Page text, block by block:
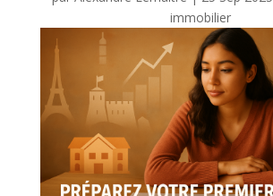
immobilier